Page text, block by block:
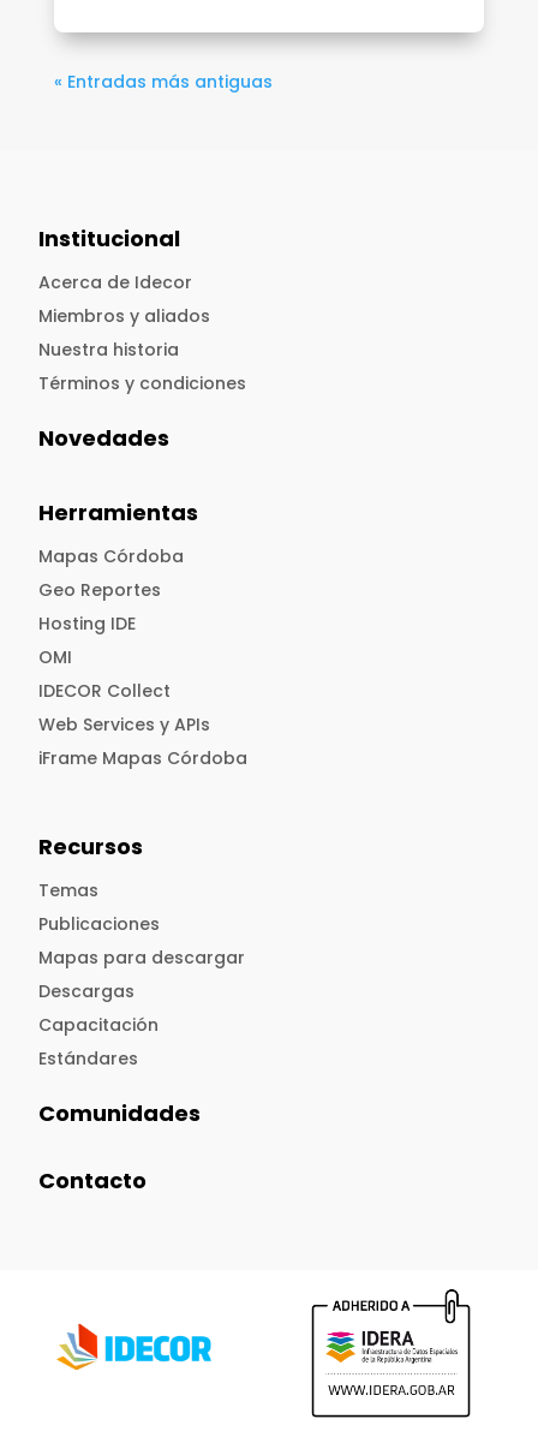
« Entradas más antiguas
Institucional
Acerca de Idecor
Miembros y aliados
Nuestra historia
Términos y condiciones
Novedades
Herramientas
Mapas Córdoba
Geo Reportes
Hosting IDE
OMI
IDECOR Collect
Web Services y APIs
iFrame Mapas Córdoba
Recursos
Temas
Publicaciones
Mapas para descargar
Descargas
Capacitación
Estándares
Comunidades
Contacto